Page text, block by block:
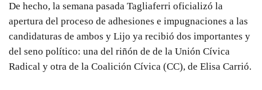
De hecho, la semana pasada Tagliaferri oficializó la
apertura del proceso de adhesiones e impugnaciones a las
candidaturas de ambos y Lijo ya recibió dos importantes y
del seno político: una del riñón de de la Unión Cívica
Radical y otra de la Coalición Cívica (CC), de Elisa Carrió.